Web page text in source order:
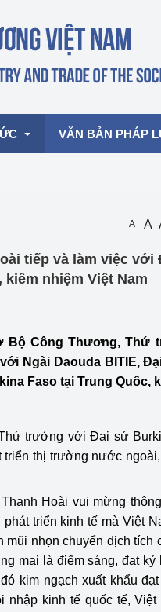
Hoạt động
vụ Việt Nam 2026
- Công luận
Họp báo
Điểm báo
phát triển
Thị trường Nông Lâm Thủy
nguồn nhân lực
bền vững
kiểm định
Tổ chức
động thuộc
Bộ Công
ngành Công Thương
VĂN BẢN PHÁP
Văn bản hợp nhất
A- A
tiếp và làm việc với
nhiệm Việt Nam
Bộ Công Thương, Thứ
Ngài Daouda BITIE,
Faso tại Trung Quốc,
trưởng với Đại sứ
thị trường nước
Hoài vui mừng
triển kinh tế mà Việt
mũi nhọn chuyển dịch tích
mại là điểm sáng, đạt kỷ
kim ngạch xuất khẩu
nhập kinh tế quốc tế, Việt